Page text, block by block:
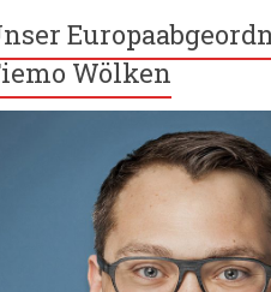
Wölken